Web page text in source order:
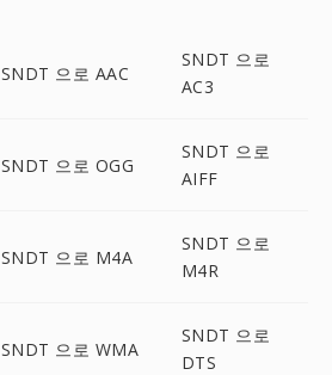
SNDT 으로 AAC
SNDT 으로
AC3
SNDT 으로 OGG
SNDT 으로
AIFF
SNDT 으로 M4A
SNDT 으로
M4R
SNDT 으로 WMA
SNDT 으로
DTS